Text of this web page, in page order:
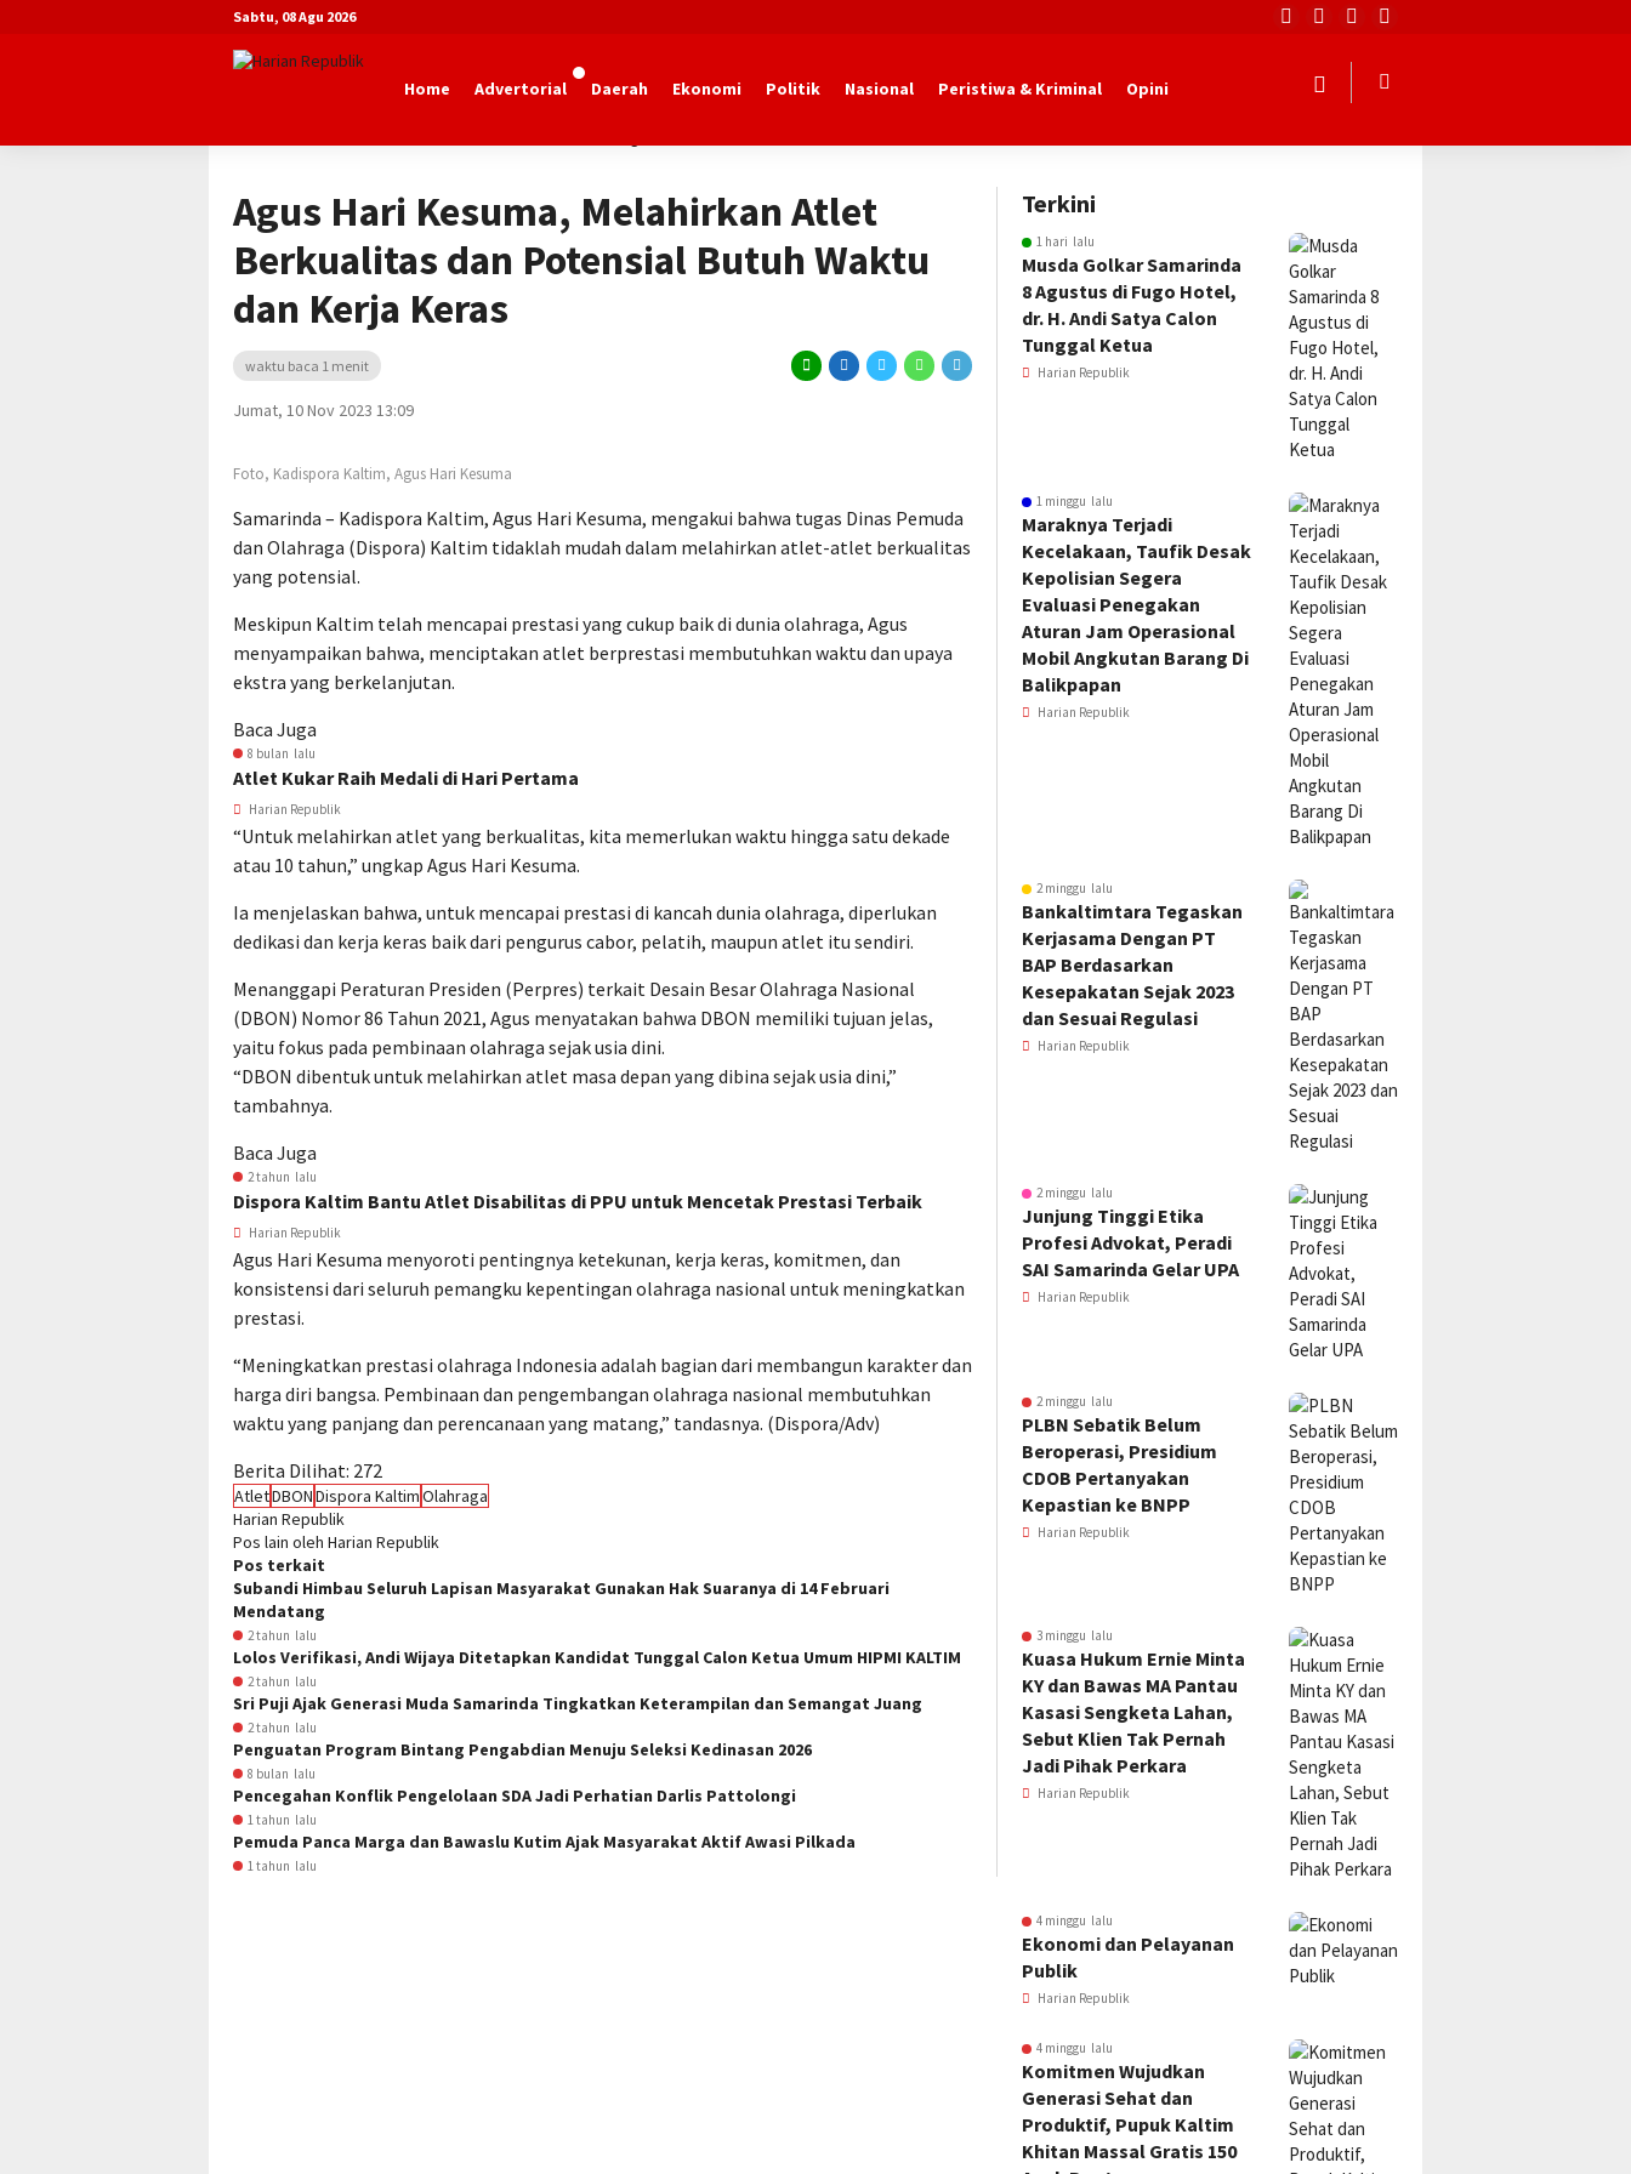
Sabtu, 08 Agu 2026
Home Advertorial Daerah Ekonomi Politik Nasional Peristiwa & Kriminal Opini
Agus Hari Kesuma, Melahirkan Atlet
Berkualitas dan Potensial Butuh Waktu
dan Kerja Keras
waktu baca 1 menit
Jumat, 10 Nov 2023 13:09
Foto, Kadispora Kaltim, Agus Hari Kesuma
Samarinda – Kadispora Kaltim, Agus Hari Kesuma, mengakui bahwa tugas Dinas Pemuda
dan Olahraga (Dispora) Kaltim tidaklah mudah dalam melahirkan atlet-atlet berkualitas
yang potensial.
Meskipun Kaltim telah mencapai prestasi yang cukup baik di dunia olahraga, Agus
menyampaikan bahwa, menciptakan atlet berprestasi membutuhkan waktu dan upaya
ekstra yang berkelanjutan.
Baca Juga
8 bulan lalu
Atlet Kukar Raih Medali di Hari Pertama
Harian Republik
“Untuk melahirkan atlet yang berkualitas, kita memerlukan waktu hingga satu dekade
atau 10 tahun,” ungkap Agus Hari Kesuma.
Ia menjelaskan bahwa, untuk mencapai prestasi di kancah dunia olahraga, diperlukan
dedikasi dan kerja keras baik dari pengurus cabor, pelatih, maupun atlet itu sendiri.
Menanggapi Peraturan Presiden (Perpres) terkait Desain Besar Olahraga Nasional
(DBON) Nomor 86 Tahun 2021, Agus menyatakan bahwa DBON memiliki tujuan jelas,
yaitu fokus pada pembinaan olahraga sejak usia dini.
“DBON dibentuk untuk melahirkan atlet masa depan yang dibina sejak usia dini,”
tambahnya.
Baca Juga
2 tahun lalu
Dispora Kaltim Bantu Atlet Disabilitas di PPU untuk Mencetak Prestasi Terbaik
Harian Republik
Agus Hari Kesuma menyoroti pentingnya ketekunan, kerja keras, komitmen, dan
konsistensi dari seluruh pemangku kepentingan olahraga nasional untuk meningkatkan
prestasi.
“Meningkatkan prestasi olahraga Indonesia adalah bagian dari membangun karakter dan
harga diri bangsa. Pembinaan dan pengembangan olahraga nasional membutuhkan
waktu yang panjang dan perencanaan yang matang,” tandasnya. (Dispora/Adv)
Berita Dilihat: 272
AtletDBONDispora KaltimOlahraga
Harian Republik
Pos lain oleh Harian Republik
Pos terkait
Subandi Himbau Seluruh Lapisan Masyarakat Gunakan Hak Suaranya di 14 Februari
Mendatang
2 tahun lalu
Lolos Verifikasi, Andi Wijaya Ditetapkan Kandidat Tunggal Calon Ketua Umum HIPMI KALTIM
2 tahun lalu
Sri Puji Ajak Generasi Muda Samarinda Tingkatkan Keterampilan dan Semangat Juang
2 tahun lalu
Penguatan Program Bintang Pengabdian Menuju Seleksi Kedinasan 2026
8 bulan lalu
Pencegahan Konflik Pengelolaan SDA Jadi Perhatian Darlis Pattolongi
1 tahun lalu
Pemuda Panca Marga dan Bawaslu Kutim Ajak Masyarakat Aktif Awasi Pilkada
1 tahun lalu
Terkini
1 hari lalu
Musda Golkar Samarinda
8 Agustus di Fugo Hotel,
dr. H. Andi Satya Calon
Tunggal Ketua
Harian Republik
1 minggu lalu
Maraknya Terjadi
Kecelakaan, Taufik Desak
Kepolisian Segera
Evaluasi Penegakan
Aturan Jam Operasional
Mobil Angkutan Barang Di
Balikpapan
Harian Republik
2 minggu lalu
Bankaltimtara Tegaskan
Kerjasama Dengan PT
BAP Berdasarkan
Kesepakatan Sejak 2023
dan Sesuai Regulasi
Harian Republik
2 minggu lalu
Junjung Tinggi Etika
Profesi Advokat, Peradi
SAI Samarinda Gelar UPA
Harian Republik
2 minggu lalu
PLBN Sebatik Belum
Beroperasi, Presidium
CDOB Pertanyakan
Kepastian ke BNPP
Harian Republik
3 minggu lalu
Kuasa Hukum Ernie Minta
KY dan Bawas MA Pantau
Kasasi Sengketa Lahan,
Sebut Klien Tak Pernah
Jadi Pihak Perkara
Harian Republik
4 minggu lalu
Ekonomi dan Pelayanan
Publik
Harian Republik
4 minggu lalu
Komitmen Wujudkan
Generasi Sehat dan
Produktif, Pupuk Kaltim
Khitan Massal Gratis 150